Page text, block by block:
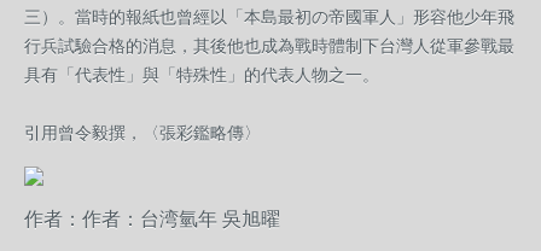
三）。當時的報紙也曾經以「本島最初の帝國軍人」形容他少年飛
行兵試驗合格的消息，其後他也成為戰時體制下台灣人從軍參戰最
具有「代表性」與「特殊性」的代表人物之一。
引用曾令毅撰，〈張彩鑑略傳〉
作者： 作者：台湾氫年 吳旭曜